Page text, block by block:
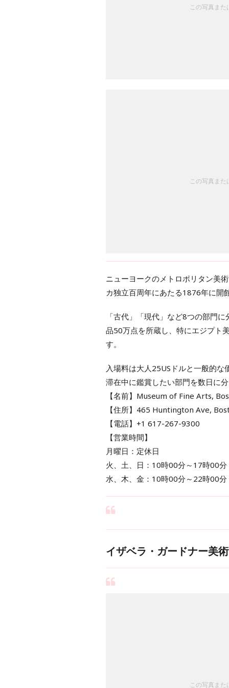
この写真ま
この写真ま
ニューヨークのメトロポリタン美
カ独立百周年にあたる1876年に
「古代」「現代」など8つの部門
品50万点を所蔵し、特にエジプト
す。
入場料は大人25USドルと一般的
滞在中に鑑賞したい部門を数日に
【名前】Museum of Fine Arts,
【住所】465 Huntington Ave,
【電話】+1 617-267-9300
【営業時間】
月曜日：定休日
火、土、日：10時00分～17時00分
水、木、金：10時00分～22時00分
イザベラ・ガードナー美
この写真ま